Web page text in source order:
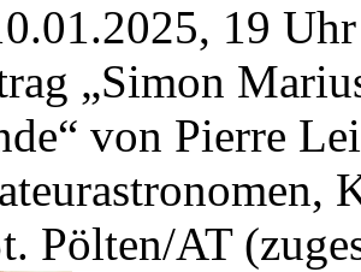
19 Uhr
„Simon
von Pierre
Pölten/AT